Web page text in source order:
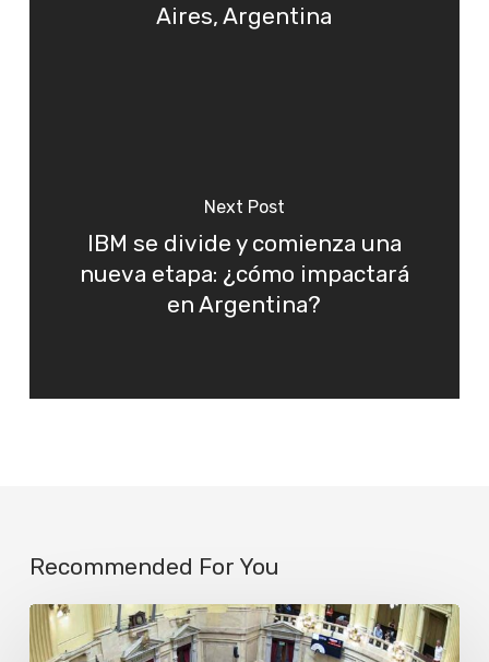
Aires, Argentina
Next Post
IBM se divide y comienza una
nueva etapa: ¿cómo impactará
en Argentina?
Recommended For You
Más
de